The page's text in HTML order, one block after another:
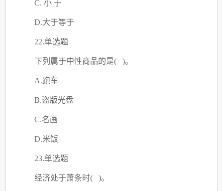
C. 小 于
D.大于等于
22.单选题
下列属于中性商品的是( )。
A.跑车
B.盗版光盘
C.名画
D.米饭
23.单选题
经济处于萧条时( )。